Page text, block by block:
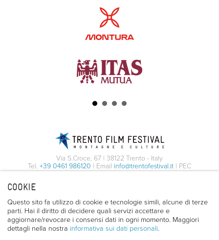
COOKIE
Questo sito fa utilizzo di cookie e tecnologie simili, alcune di terze
parti. Hai il diritto di decidere quali servizi accettare e
aggiornare/revocare i consensi dati in ogni momento. Maggiori
dettagli nella nostra informativa sui dati personali.
Via S.Croce, 67 | 38122 Trento - Italy
Tel. +39 0461 986120 | Email info@trentofestival.it | PEC
trentofilmfestival@pec.it